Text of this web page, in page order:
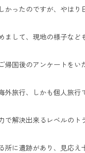
かったのですが、やはり
まして、現地の様子な
帰国後のアンケートをい
外旅行、しかも個人旅行
で解決出来るレベルのト
所に遺跡があり、見応